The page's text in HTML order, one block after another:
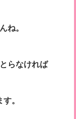
ね。
らなければ
。